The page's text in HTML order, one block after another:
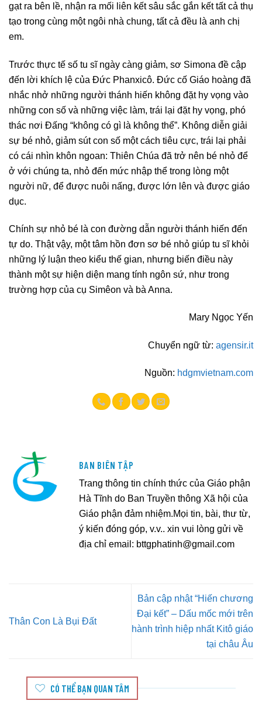
gạt ra bên lề, nhận ra mối liên kết sâu sắc gắn kết tất cả thụ
tạo trong cùng một ngôi nhà chung, tất cả đều là anh chị
em.
Trước thực tế số tu sĩ ngày càng giảm, sơ Simona đề cập
đến lời khích lệ của Đức Phanxicô. Đức cố Giáo hoàng đã
nhắc nhở những người thánh hiến không đặt hy vọng vào
những con số và những việc làm, trái lại đặt hy vọng, phó
thác nơi Đấng “không có gì là không thể”. Không diễn giải
sự bé nhỏ, giảm sút con số một cách tiêu cực, trái lại phải
có cái nhìn khôn ngoan: Thiên Chúa đã trở nên bé nhỏ để
ở với chúng ta, nhỏ đến mức nhập thể trong lòng một
người nữ, để được nuôi nấng, được lớn lên và được giáo
dục.
Chính sự nhỏ bé là con đường dẫn người thánh hiến đến
tự do. Thật vậy, một tâm hồn đơn sơ bé nhỏ giúp tu sĩ khỏi
những lý luận theo kiểu thế gian, nhưng biến điều này
thành một sự hiện diện mang tính ngôn sứ, như trong
trường hợp của cụ Simêon và bà Anna.
Mary Ngọc Yến
Chuyển ngữ từ: agensir.it
Nguồn: hdgmvietnam.com
BAN BIÊN TẬP
Trang thông tin chính thức của Giáo phận
Hà Tĩnh do Ban Truyền thông Xã hội của
Giáo phận đảm nhiệm.Mọi tin, bài, thư từ,
ý kiến đóng góp, v.v.. xin vui lòng gửi về
địa chỉ email: bttgphatinh@gmail.com
Thân Con Là Bụi Đất
Bản cập nhật “Hiến chương
Đại kết” – Dấu mốc mới trên
hành trình hiệp nhất Kitô giáo
tại châu Âu
CÓ THỂ BẠN QUAN TÂM